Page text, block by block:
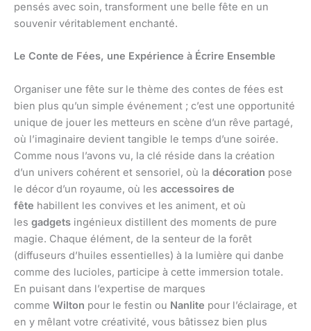
pensés avec soin, transforment une belle fête en un
souvenir véritablement enchanté.
Le Conte de Fées, une Expérience à Écrire Ensemble
Organiser une fête sur le thème des contes de fées est
bien plus qu’un simple événement ; c’est une opportunité
unique de jouer les metteurs en scène d’un rêve partagé,
où l’imaginaire devient tangible le temps d’une soirée.
Comme nous l’avons vu, la clé réside dans la création
d’un univers cohérent et sensoriel, où la décoration pose
le décor d’un royaume, où les accessoires de
fête habillent les convives et les animent, et où
les gadgets ingénieux distillent des moments de pure
magie. Chaque élément, de la senteur de la forêt
(diffuseurs d’huiles essentielles) à la lumière qui danbe
comme des lucioles, participe à cette immersion totale.
En puisant dans l’expertise de marques
comme Wilton pour le festin ou Nanlite pour l’éclairage, et
en y mêlant votre créativité, vous bâtissez bien plus